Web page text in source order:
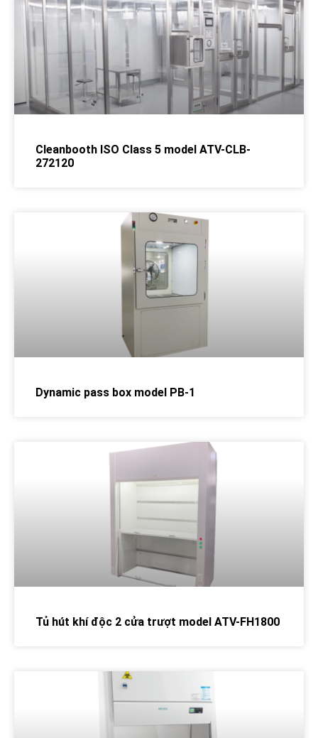
Cleanbooth ISO Class 5 model ATV-CLB-
272120
Dynamic pass box model PB-1
Tủ hút khí độc 2 cửa trượt model ATV-FH1800